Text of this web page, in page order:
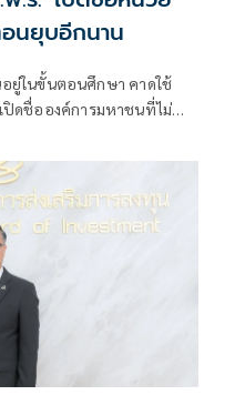
นยุบอีกนาน
ยู่ในขั้นตอนศึกษา คาดใช้
ปิดชื่อองค์การมหาชนที่ไม่